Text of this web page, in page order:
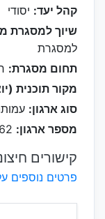
קהל יעד: יסודי
שיוך למסגרת
למסגרת
תחום מסגרת:
מקור תוכנית
סוג ארגון:
מספר ארגון:
קישורים
פרטים נוספים